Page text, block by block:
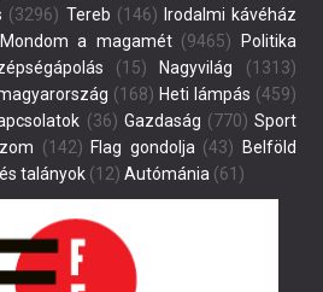
(3296) Tereb (146) Irodalmi kávéház
Mondom a magamét(9465)
Politika
(15) Nagyvilág (1313)
(168) Heti lámpás (459)
(36) Gazdaság (770) Sport
(142) Flag gondolja (43)
Belföld
talányok (12) Autómánia (61)